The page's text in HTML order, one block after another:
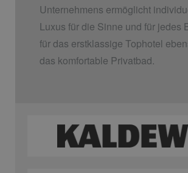
Unternehmens ermöglicht
Luxus für die Sinne und für jedes
für das erstklassige Tophotel
das komfortable Privatbad.